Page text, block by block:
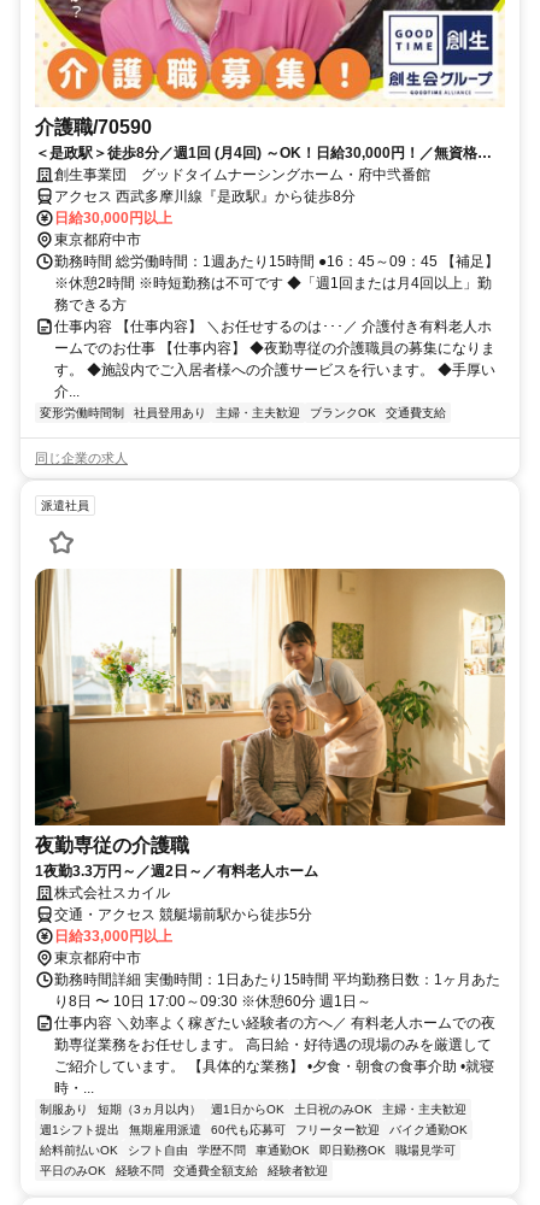
介護職/70590
＜是政駅＞徒歩8分／週1回 (月4回) ～OK！日給30,000円！／無資格の
方は応募不可
創生事業団 グッドタイムナーシングホーム・府中弐番館
アクセス 西武多摩川線『是政駅』から徒歩8分
日給30,000円以上
東京都府中市
勤務時間 総労働時間：1週あたり15時間 ●16：45～09：45 【補足】
※休憩2時間 ※時短勤務は不可です ◆「週1回または月4回以上」勤
務できる方
仕事内容 【仕事内容】 ＼お任せするのは･･･／ 介護付き有料老人ホ
ームでのお仕事 【仕事内容】 ◆夜勤専従の介護職員の募集になりま
す。 ◆施設内でご入居者様への介護サービスを行います。 ◆手厚い
介...
変形労働時間制 社員登用あり 主婦・主夫歓迎 ブランクOK 交通費支給
同じ企業の求人
派遣社員
夜勤専従の介護職
1夜勤3.3万円～／週2日～／有料老人ホーム
株式会社スカイル
交通・アクセス 競艇場前駅から徒歩5分
日給33,000円以上
東京都府中市
勤務時間詳細 実働時間：1日あたり15時間 平均勤務日数：1ヶ月あた
り8日 〜 10日 17:00～09:30 ※休憩60分 週1日～
仕事内容 ＼効率よく稼ぎたい経験者の方へ／ 有料老人ホームでの夜
勤専従業務をお任せします。 高日給・好待遇の現場のみを厳選して
ご紹介しています。 【具体的な業務】 •夕食・朝食の食事介助 •就寝
時・...
制服あり 短期（3ヵ月以内） 週1日からOK 土日祝のみOK
主婦・主夫歓迎
週1シフト提出
無期雇用派遣 60代も応募可 フリーター歓迎
バイク通勤OK
給料前払いOK
シフト自由 学歴不問 車通勤OK 即日勤務OK
職場見学可
平日のみOK
経験不問 交通費全額支給 経験者歓迎